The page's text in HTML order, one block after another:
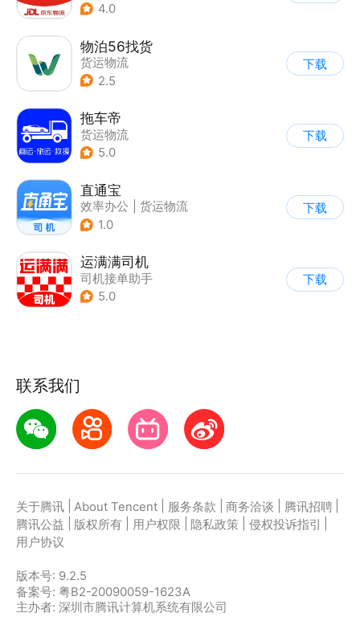
4.0
物泊56找货
货运物流
2.5
下载
拖车帝
货运物流
5.0
下载
直通宝
效率办公
货运物流
1.0
下载
运满满司机
司机接单助手
5.0
下载
联系我们
关于腾讯 About Tencent 服务条款 商务洽谈 腾讯招聘
腾讯公益
版权所有 用户权限 隐私政策 侵权投诉指引
用户协议
版本号: 9.2.5
备案号: 粤B2-20090059-1623A
主办者: 深圳市腾讯计算机系统有限公司